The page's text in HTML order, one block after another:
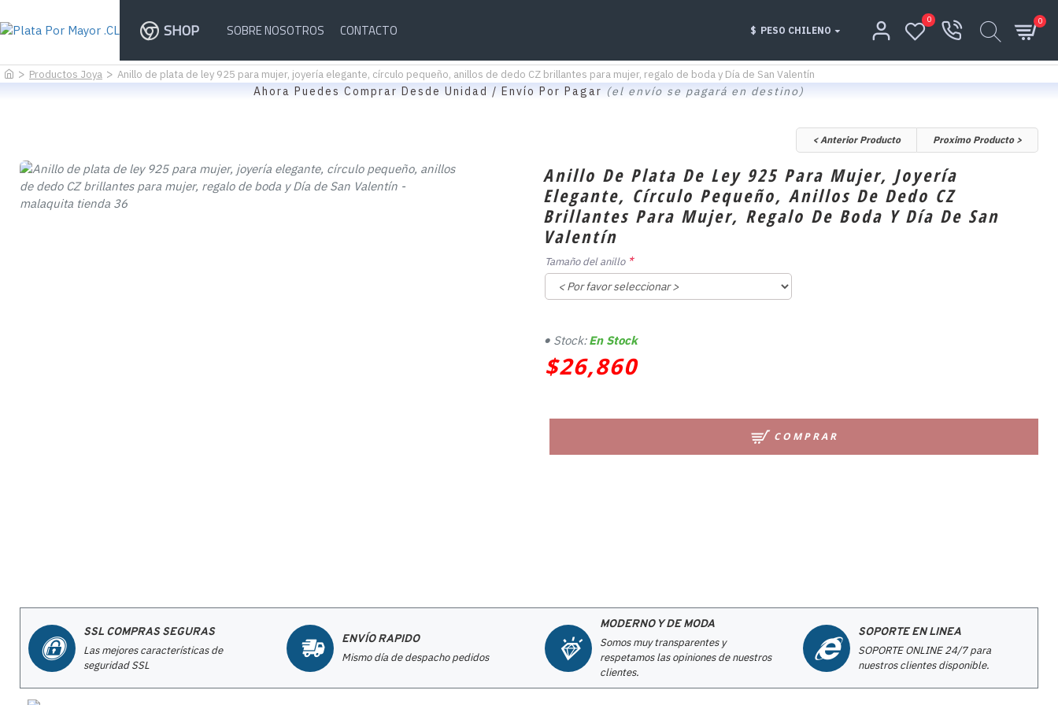
SHOP SOBRE NOSOTROS CONTACTO $ PESO CHILENO
0 0
Productos Joya Anillo de plata de ley 925 para mujer, joyería elegante, círculo pequeño, anillos de dedo CZ brillantes para mujer, regalo de boda y Día de San Valentín
Ahora Puedes Comprar Desde Unidad / Envío Por Pagar (el envío se pagará en destino)
< Anterior Producto Proximo Producto >
Anillo De Plata De Ley 925 Para Mujer, Joyería
Elegante, Círculo Pequeño, Anillos De Dedo CZ
Brillantes Para Mujer, Regalo De Boda Y Día De San
Valentín
$26,860
Stock: En Stock
Tamaño del anillo
COMPRAR
SSL COMPRAS SEGURAS
Las mejores características de
seguridad SSL
ENVÍO RAPIDO
Mismo día de despacho pedidos
MODERNO Y DE MODA
Somos muy transparentes y
respetamos las opiniones de nuestros
clientes.
SOPORTE EN LINEA
SOPORTE ONLINE 24/7 para
nuestros clientes disponible.